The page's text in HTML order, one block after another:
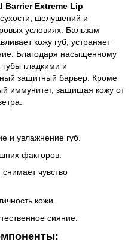
Barrier Extreme Lip
шелушений и
условиях. Бальзам
кожу губ, устраняет
Благодаря насыщенному
губы гладкими и
защитный барьер. Кроме
иммунитет, защищая кожу от
и увлажнение губ.
факторов.
чувство
кожи.
сияние.